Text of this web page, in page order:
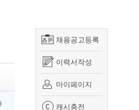
채용공고등록
이력서작성
마이페이지
캐시충전